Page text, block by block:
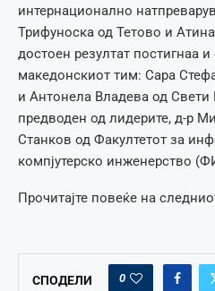
интернационално
Трифуноска од Тетово и
достоен резултат постигнаа
македонскиот тим: Сара
и Антонела Владева од
предводен од лидерите, д-р
Станков од Факултетот за
компјутерско инженерство
Прочитајте повеќе на
СПОДЕЛИ 0